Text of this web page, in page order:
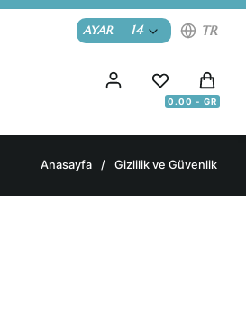
AYAR 14 TR
Anasayfa Gizlilik ve Güvenlik